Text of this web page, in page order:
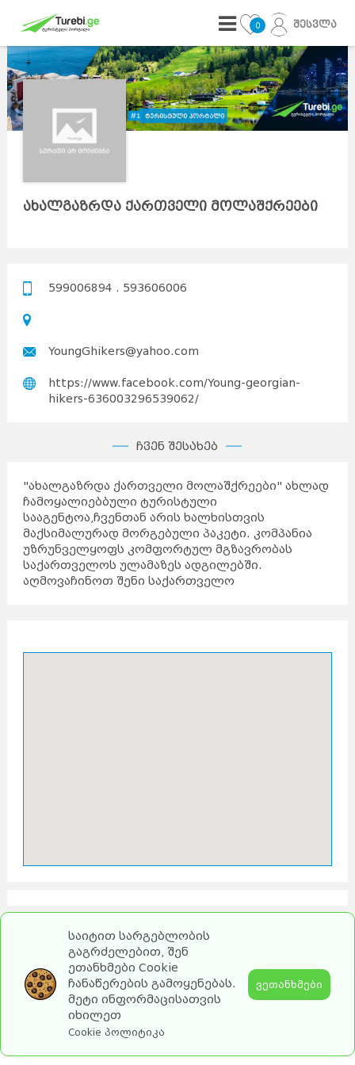
0 შესვლა
ახალგაზრდა ქართველი მოლაშქრეები
599006894 . 593606006
YoungGhikers@yahoo.com
https://www.facebook.com/Young-georgian-
hikers-636003296539062/
ჩვენ შესახებ
"ახალგაზრდა ქართველი მოლაშქრეები" ახლად
ჩამოყალიებბული ტურისტული
სააგენტოა,ჩვენთან არის ხალხისთვის
მაქსიმალურად მორგებული პაკეტი. კომპანია
უზრუნველყოფს კომფორტულ მგზავრობას
საქართველოს ულამაზეს ადგილებში.
აღმოვაჩინოთ შენი საქართველო
2026 turebi.ge. All Rights Reserved.
საიტით სარგებლობის
გაგრძელებით, შენ
ეთანხმები Cookie
ჩანაწერების გამოყენებას.
მეტი ინფორმაცისათვის
იხილეთ
Cookie პოლიტიკა
ვეთანხმები